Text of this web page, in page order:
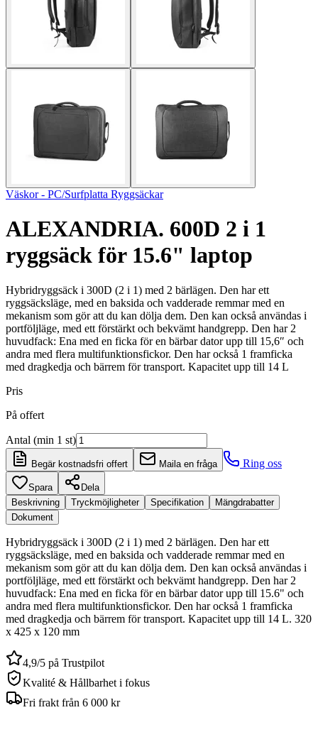
Väskor - PC/Surfplatta Ryggsäckar
ALEXANDRIA. 600D 2 i 1
ryggsäck för 15.6" laptop
Hybridryggsäck i 300D (2 i 1) med 2 bärlägen. Den har ett
ryggsäcksläge, med en baksida och vadderade remmar med en
mekanism som gör att du kan dölja dem. Den kan också användas i
portföljläge, med ett förstärkt och bekvämt handgrepp. Den har 2
huvudfack: Ena med en ficka för en bärbar dator upp till 15,6″ och
andra med flera multifunktionsfickor. Den har också 1 framficka
med dragkedja och bärrem för transport. Kapacitet upp till 14 L
Pris
På offert
Antal (min 1 st)
Begär kostnadsfri offert Maila en fråga Ring oss
Spara
Dela
Beskrivning
Tryckmöjligheter Specifikation
Mängdrabatter
Dokument
Hybridryggsäck i 300D (2 i 1) med 2 bärlägen. Den har ett
ryggsäcksläge, med en baksida och vadderade remmar med en
mekanism som gör att du kan dölja dem. Den kan också användas i
portföljläge, med ett förstärkt och bekvämt handgrepp. Den har 2
huvudfack: Ena med en ficka för en bärbar dator upp till 15.6" och
andra med flera multifunktionsfickor. Den har också 1 framficka
med dragkedja och bärrem för transport. Kapacitet upp till 14 L. 320
x 425 x 120 mm
4,9/5 på Trustpilot
Kvalité & Hållbarhet i fokus
Fri frakt från 6 000 kr